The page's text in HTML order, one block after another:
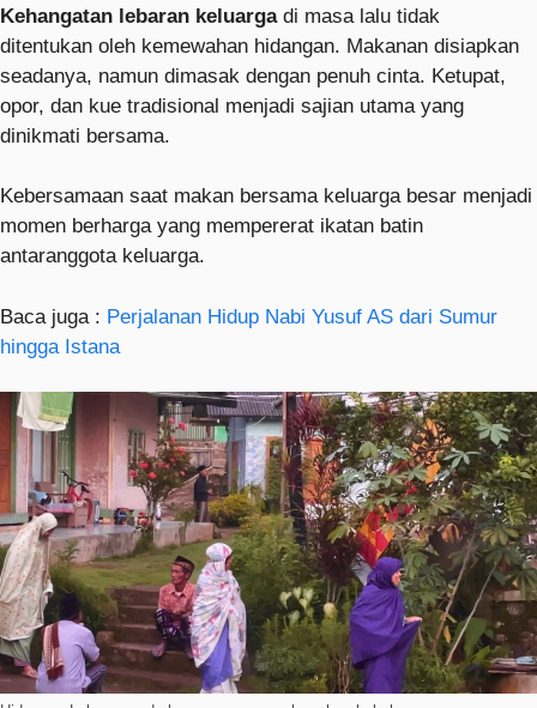
Kehangatan lebaran keluargadi masa lalu tidak
ditentukan oleh kemewahan hidangan. Makanan disiapkan
seadanya, namun dimasak dengan penuh cinta. Ketupat,
opor, dan kue tradisional menjadi sajian utama yang
dinikmati bersama.
Kebersamaan saat makan bersama keluarga besar menjadi
momen berharga yang mempererat ikatan batin
antaranggota keluarga.
Baca juga : Perjalanan Hidup Nabi Yusuf AS dari Sumur
hingga Istana